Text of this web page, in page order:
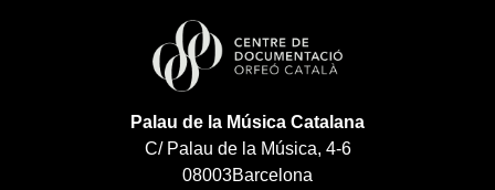
Palau de la Música Catalana
C/ Palau de la Música, 4-6
08003Barcelona